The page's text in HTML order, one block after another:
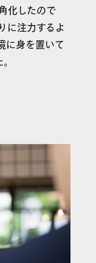
化したので
に注力するよ
に身を置いて